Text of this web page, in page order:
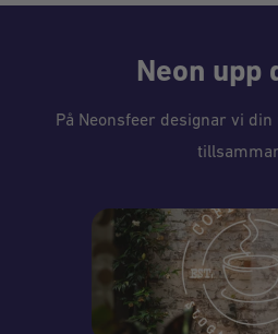
Neon upp
På Neonsfeer designar vi